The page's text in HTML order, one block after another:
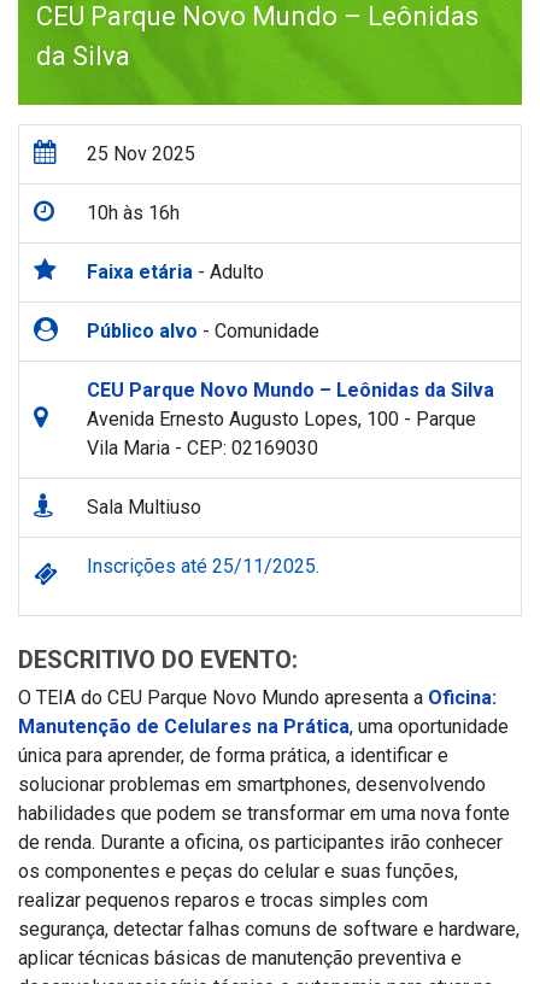
CEU Parque Novo Mundo – Leônidas
da Silva
25 Nov 2025
10h às 16h
Faixa etária - Adulto
Público alvo - Comunidade
CEU Parque Novo Mundo – Leônidas da Silva
Avenida Ernesto Augusto Lopes, 100 - Parque
Vila Maria - CEP: 02169030
Sala Multiuso
Inscrições até 25/11/2025.
DESCRITIVO DO EVENTO:
O TEIA do CEU Parque Novo Mundo apresenta a Oficina:
Manutenção de Celulares na Prática, uma oportunidade
única para aprender, de forma prática, a identificar e
solucionar problemas em smartphones, desenvolvendo
habilidades que podem se transformar em uma nova fonte
de renda. Durante a oficina, os participantes irão conhecer
os componentes e peças do celular e suas funções,
realizar pequenos reparos e trocas simples com
segurança, detectar falhas comuns de software e hardware,
aplicar técnicas básicas de manutenção preventiva e